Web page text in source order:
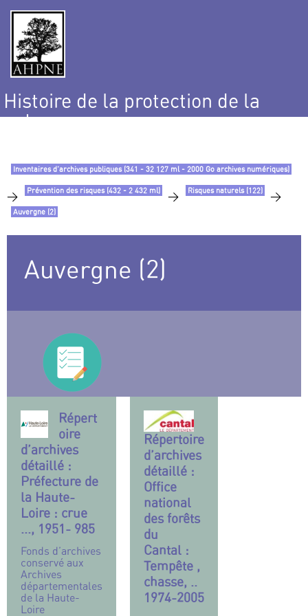
Histoire de la protection de la
nature
Inventaires d’archives publiques (341 - 32 127 ml - 2000 Go archives numériques)
> Prévention des risques (432 - 2 432 ml) > Risques naturels (122) >
Auvergne (2)
Auvergne (2)
Répert
oire
d’archives
détaillé :
Préfecture de
la Haute-
Loire : crue
..., 1951- 985
Fonds d’archives
conservé aux
Archives
départementales
de la Haute-
Loire
Répertoire
d’archives
détaillé :
Office
national
des forêts
du
Cantal :
Tempête ,
chasse, ..
1974-2005